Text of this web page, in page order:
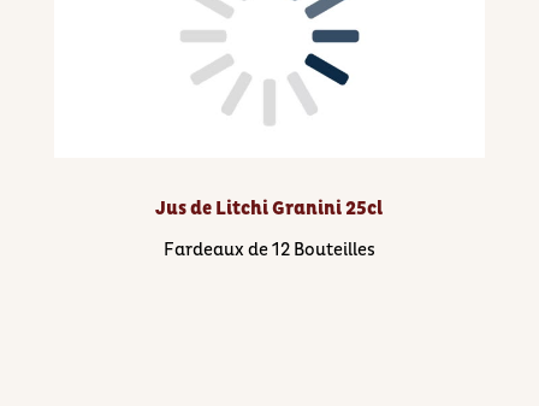
Jus de Litchi Granini 25cl
Fardeaux de 12 Bouteilles